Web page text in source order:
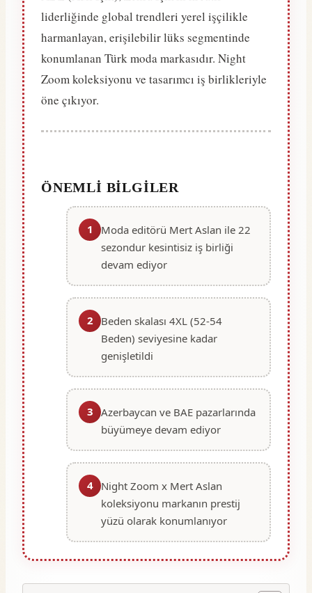
liderliğinde global trendleri yerel işçilikle
harmanlayan, erişilebilir lüks segmentinde
konumlanan Türk moda markasıdır. Night
Zoom koleksiyonu ve tasarımcı iş birlikleriyle
öne çıkıyor.
ÖNEMLI BILGILER
1
Moda editörü Mert Aslan ile 22
sezondur kesintisiz iş birliği
devam ediyor
2
Beden skalası 4XL (52-54
Beden) seviyesine kadar
genişletildi
3 Azerbaycan ve BAE pazarlarında
büyümeye devam ediyor
4
Night Zoom x Mert Aslan
koleksiyonu markanın prestij
yüzü olarak konumlanıyor